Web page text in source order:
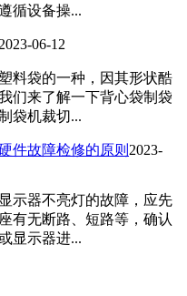
循设备操...
2023-06-12
料袋的一种，因其形状酷
们来了解一下背心袋制袋
袋机裁切...
件故障检修的原则 2023-
示器不亮灯的故障，应先
有无断路、短路等，确认
显示器进...